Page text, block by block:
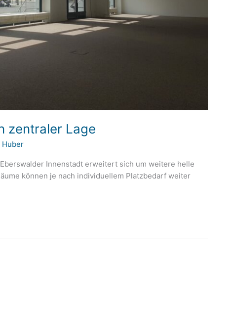
zentraler Lage
Huber
Innenstadt erweitert sich um weitere helle
können je nach individuellem Platzbedarf weiter